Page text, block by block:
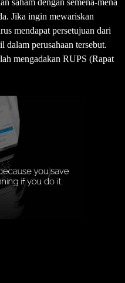
saham dengan semena-mena
Jika ingin mewariskan
mendapat persetujuan dari
perusahaan tersebut.
mengadakan RUPS (Rapat